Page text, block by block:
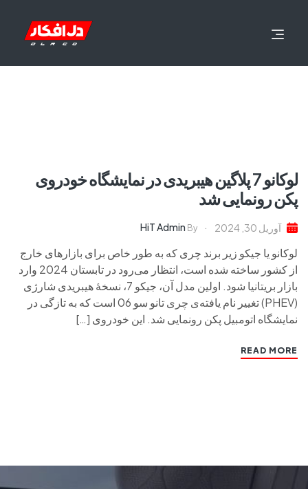
لوکانو 7 پلاگین هیبریدی در نمایشگاه خودروی
پکن رونمایی شد
آوریل 30, 2024 By
HiT Admin
لوکانو یا جیکو زیر برند چری که به طور خاص برای بازارهای خارج
از کشور ساخته شده است، انتظار می‌رود در تابستان 2024 وارد
بازار بریتانیا شود. اولین مدل آن، جیکو 7، نسخهٔ هیبریدی شارژی
(PHEV) تغییر نام یافته‌ی چری تانو سو 06 است که به تازگی در
نمایشگاه اتومبیل پکن رونمایی شد. این خودروی […]
READ MORE